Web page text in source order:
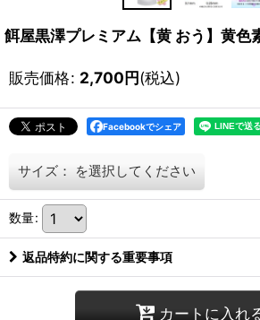
餌屋黒澤プレミアム【黄 おう】黄色
販売価格: 2,700円(税込)
Facebookでシェア
サイズ： を選択してください
数量:
返品特約に関する重要事項
カートに入れ